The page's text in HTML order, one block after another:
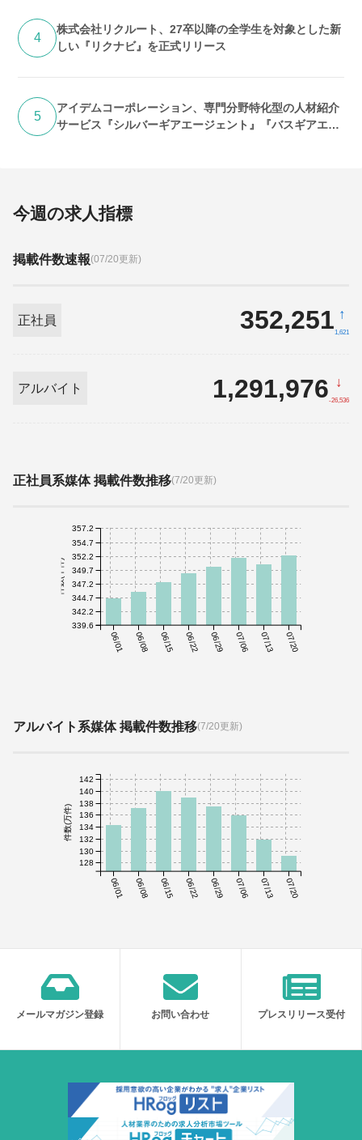
4
株式会社リクルート、27卒以降の全学生を対象とした新
しい『リクナビ』を正式リリース
5
アイデムコーポレーション、専門分野特化型の人材紹介
サービス『シルバーギアエージェント』『バスギアエー
今週の求人指標
掲載件数速報(07/20更新)
正社員 352,251 ↑
1,621
アルバイト 1,291,976 ↓
-26,536
正社員系媒体 掲載件数推移(7/20更新)
06/01 06/08 06/15 06/22 06/29 07/06 07/13 07/20
件数(千件)
339.6
342.2
344.7
347.2
349.7
352.2
354.7
357.2
アルバイト系媒体 掲載件数推移(7/20更新)
06/01 06/08 06/15 06/22 06/29 07/06 07/13 07/20
件数(万件)
128
130
132
134
136
138
140
142
メールマガジン登録 お問い合わせ プレスリリース受付